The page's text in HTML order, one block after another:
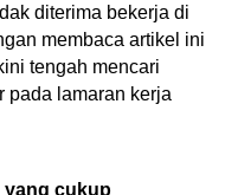
diterima bekerja di
membaca artikel ini
tengah mencari
pada lamaran kerja
yang cukup